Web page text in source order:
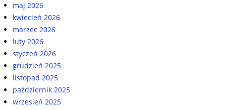
maj 2026
kwiecień 2026
marzec 2026
luty 2026
styczeń 2026
grudzień 2025
listopad 2025
październik 2025
wrzesień 2025